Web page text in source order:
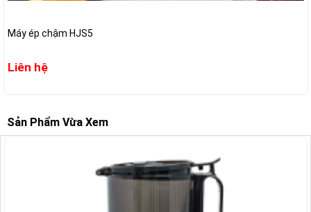
Máy ép chậm HJS5
Liên hệ
Sản Phẩm Vừa Xem